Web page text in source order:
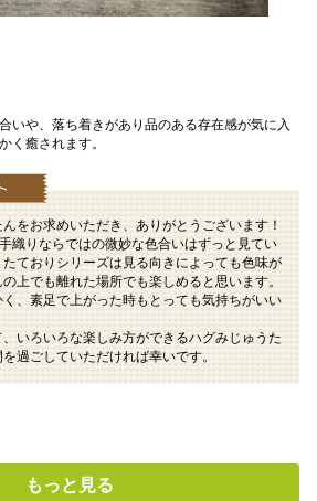
いや、落ち着きがあり品のある存在感が気に入
く癒されます。
をお求めいただき、ありがとうございます！
織りならではの微妙な色合いはずっと見てい
ておりシリーズは見る向きによっても色味が
上でも離れた場所でも楽しめると思います。
、素足で上がった時もとっても気持ちがいい
いろいろな楽しみ方ができるハグみじゅうた
過ごしていただければ幸いです。
もっと見る